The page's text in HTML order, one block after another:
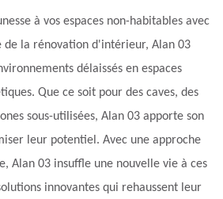
à vos espaces non-habitables avec
de la rénovation d'intérieur, Alan 03
délaissés en espaces
Que ce soit pour des caves, des
sous-utilisées, Alan 03 apporte son
leur potentiel. Avec une approche
Alan 03 insuffle une nouvelle vie à ces
innovantes qui rehaussent leur